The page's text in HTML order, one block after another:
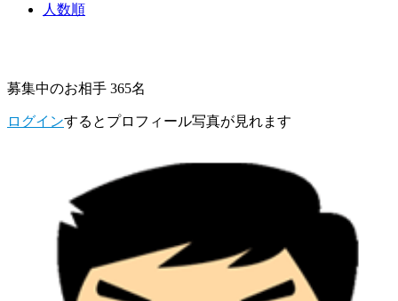
人数順
募集中のお相手 365名
ログインするとプロフィール写真が見れます